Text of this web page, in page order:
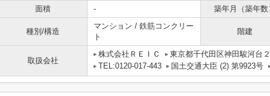
面積
- 築年月（築年数
種別/構造
マンション / 鉄筋コンクリー
ト
階建
取扱会社
株式会社ＲＥＩＣ
東京都千代田区神田駿河台
TEL:0120-017-443
国土交通大臣 (2) 第9923号